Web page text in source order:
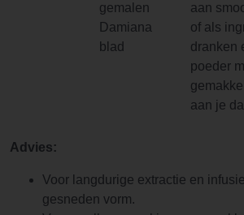
gemalen
Damiana
blad
aan
of als
dranken
poeder
aan je
Advies:
Voor langdurige extractie en
gesneden vorm.